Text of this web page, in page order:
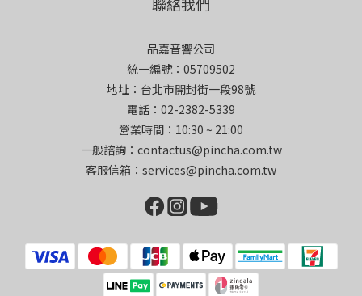
品嘉音響公司
統一編號：05709502
地址：台北市開封街一段98號
電話：02-2382-5339
營業時間：10:30 ~ 21:00
一般諮詢：contactus@pincha.com.tw
客服信箱：services@pincha.com.tw